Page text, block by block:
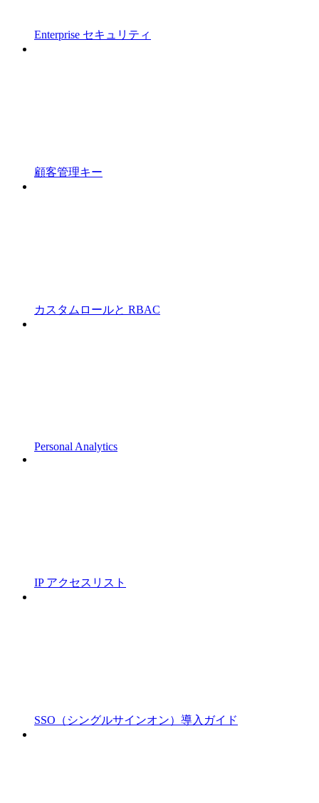
Enterprise セキュリティ
顧客管理キー
カスタムロールと RBAC
Personal Analytics
IP アクセスリスト
SSO（シングルサインオン）導入ガイド